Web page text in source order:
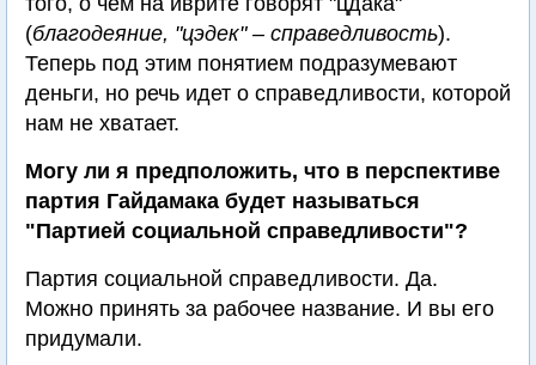
(благодеяние, "цэдек" – справедливость).
Теперь под этим понятием подразумевают
деньги, но речь идет о справедливости, которой
нам не хватает.
Могу ли я предположить, что в перспективе
партия Гайдамака будет называться
"Партией социальной справедливости"?
Партия социальной справедливости. Да.
Можно принять за рабочее название. И вы его
придумали.